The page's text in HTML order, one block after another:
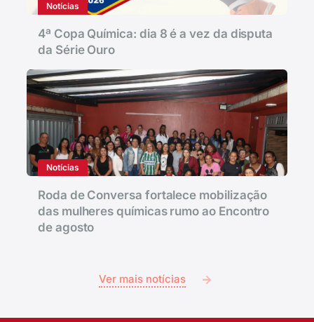
Notícias
4ª Copa Química: dia 8 é a vez da disputa
da Série Ouro
Notícias
Roda de Conversa fortalece mobilização
das mulheres químicas rumo ao Encontro
de agosto
Ver mais notícias